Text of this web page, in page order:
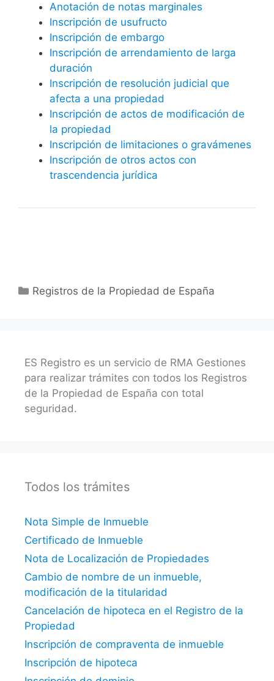
Anotación de notas marginales
Inscripción de usufructo
Inscripción de embargo
Inscripción de arrendamiento de larga
duración
Inscripción de resolución judicial que
afecta a una propiedad
Inscripción de actos de modificación de
la propiedad
Inscripción de limitaciones o gravámenes
Inscripción de otros actos con
trascendencia jurídica
Categorías
Registros de la Propiedad de España
ES Registro es un servicio de RMA Gestiones
para realizar trámites con todos los Registros
de la Propiedad de España con total
seguridad.
Todos los trámites
Nota Simple de Inmueble
Certificado de Inmueble
Nota de Localización de Propiedades
Cambio de nombre de un inmueble,
modificación de la titularidad
Cancelación de hipoteca en el Registro de la
Propiedad
Inscripción de compraventa de inmueble
Inscripción de hipoteca